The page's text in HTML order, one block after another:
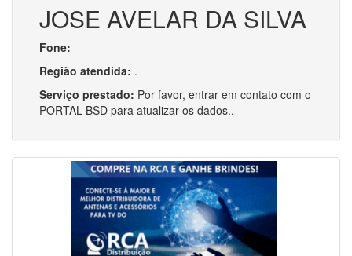
JOSE AVELAR DA SILVA
Fone:
Região atendida: .
Serviço prestado: Por favor, entrar em contato com o
PORTAL BSD para atualizar os dados..